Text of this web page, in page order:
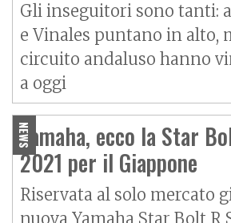
Gli inseguitori sono tanti:
e Vinales puntano in alto,
circuito andaluso hanno
a oggi
NEWS
Yamaha, ecco la Star
2021 per il Giappone
Riservata al solo mercato
nuova Yamaha Star Bolt R